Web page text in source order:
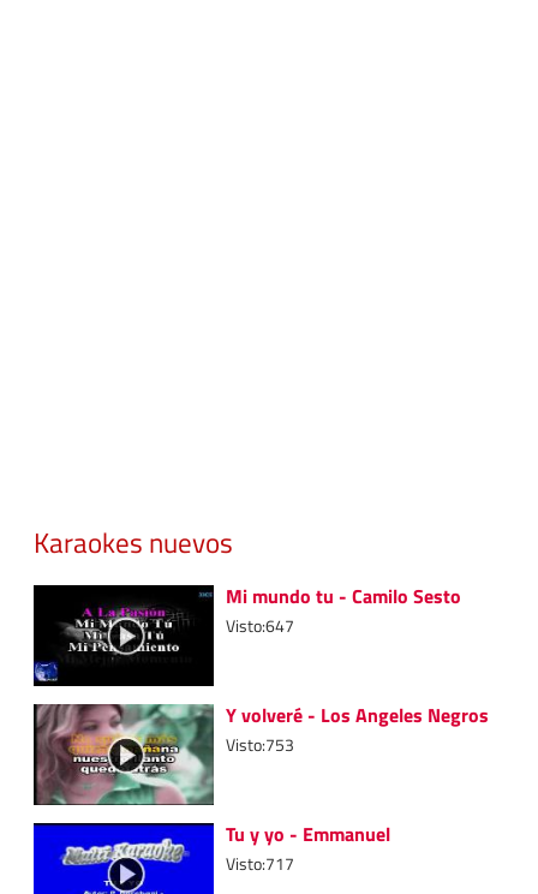
Karaokes nuevos
Mi mundo tu - Camilo Sesto
Visto:647
Y volveré - Los Angeles Negros
Visto:753
Tu y yo - Emmanuel
Visto:717